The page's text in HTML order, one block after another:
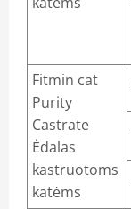
Fitmin cat
Purity
Castrate
Ėdalas
kastruotoms
katėms